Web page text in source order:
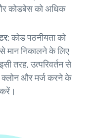
कोडबेस को अधिक
कोड पठनीयता को
मान निकालने के लिए
तरह, उत्परिवर्तन से
क्लोन और मर्ज करने के